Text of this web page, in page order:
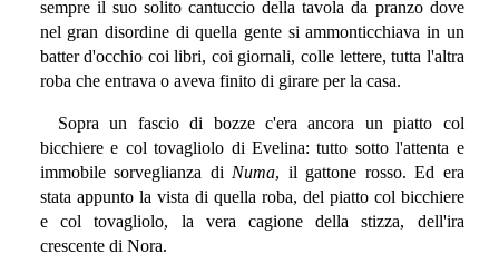
sempre il suo solito cantuccio della tavola da pranzo dove
nel gran disordine di quella gente si ammonticchiava in un
batter d'occhio coi libri, coi giornali, colle lettere, tutta l'altra
roba che entrava o aveva finito di girare per la casa.
Sopra un fascio di bozze c'era ancora un piatto col
bicchiere e col tovagliolo di Evelina: tutto sotto l'attenta e
immobile sorveglianza diNuma, il gattone rosso. Ed era
stata appunto la vista di quella roba, del piatto col bicchiere
e col tovagliolo, la vera cagione della stizza, dell'ira
crescente di Nora.